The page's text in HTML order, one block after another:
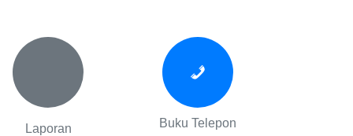
Laporan Buku Telepon